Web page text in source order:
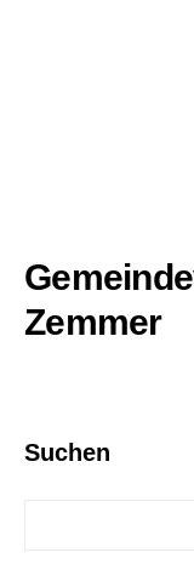
Zemmer
Suchen